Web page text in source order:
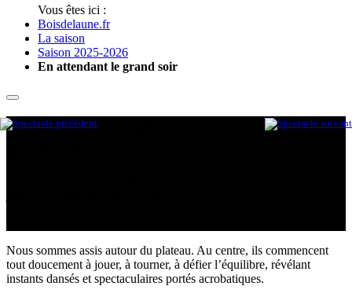
Vous êtes ici :
Boisdelaune.fr
La saison
Saison 2025-2026
En attendant le grand soir
Cie Le doux supplice
En attendant le
Nous sommes assis autour du plateau. Au centre, ils commencent
tout doucement à jouer, à tourner, à défier l’équilibre, révélant
instants dansés et spectaculaires portés acrobatiques.